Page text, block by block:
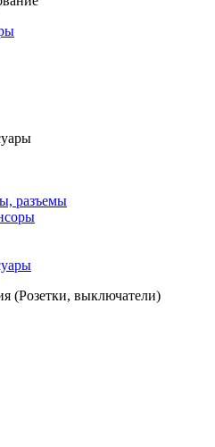
разъемы
(Розетки, выключатели)